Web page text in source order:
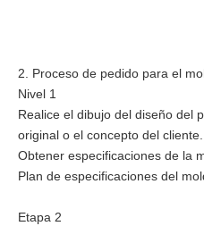
2. Proceso de pedido para el
Nivel 1
Realice el dibujo del diseño del
original o el concepto del cliente.
Obtener especificaciones de la
Plan de especificaciones del
Etapa 2